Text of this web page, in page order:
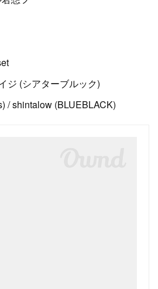
ジ (シアターブルック)
/ shintalow (BLUEBLACK)